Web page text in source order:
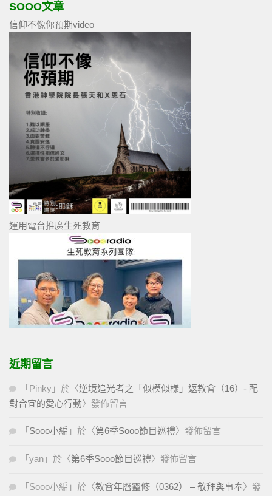
SOOO文章
信仰不像你預期video
運用電台推廣生死教育
近期留言
「 Pinky 」於〈逆境追光者之「似模似樣」返教會（16）- 配
對合宜的愛心行動〉發佈留言
「 Sooo小編 」於〈第6季Sooo節目巡禮〉發佈留言
「 yan 」於〈第6季Sooo節目巡禮〉發佈留言
「 Sooo小編 」於〈教會年曆靈修（0362） – 敬拜與事奉〉發